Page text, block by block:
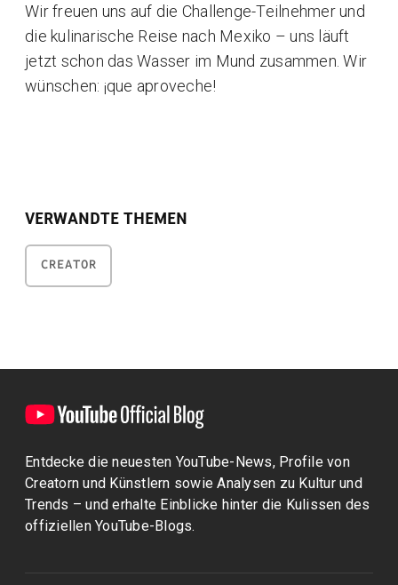
Wir freuen uns auf die Challenge-Teilnehmer und
die kulinarische Reise nach Mexiko – uns läuft
jetzt schon das Wasser im Mund zusammen. Wir
wünschen: ¡que aproveche!
VERWANDTE THEMEN
CREATOR
Entdecke die neuesten YouTube-News, Profile von
Creatorn und Künstlern sowie Analysen zu Kultur und
Trends – und erhalte Einblicke hinter die Kulissen des
offiziellen YouTube-Blogs.